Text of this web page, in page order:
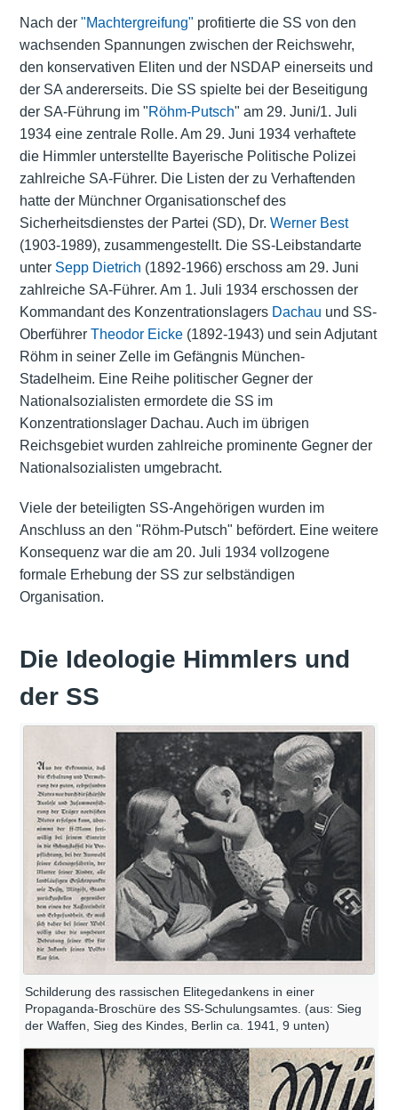
Nach der "Machtergreifung" profitierte die SS von den
wachsenden Spannungen zwischen der Reichswehr,
den konservativen Eliten und der NSDAP einerseits und
der SA andererseits. Die SS spielte bei der Beseitigung
der SA-Führung im "Röhm-Putsch" am 29. Juni/1. Juli
1934 eine zentrale Rolle. Am 29. Juni 1934 verhaftete
die Himmler unterstellte Bayerische Politische Polizei
zahlreiche SA-Führer. Die Listen der zu Verhaftenden
hatte der Münchner Organisationschef des
Sicherheitsdienstes der Partei (SD), Dr. Werner Best
(1903-1989), zusammengestellt. Die SS-Leibstandarte
unter Sepp Dietrich (1892-1966) erschoss am 29. Juni
zahlreiche SA-Führer. Am 1. Juli 1934 erschossen der
Kommandant des Konzentrationslagers Dachau und SS-
Oberführer Theodor Eicke(1892-1943) und sein Adjutant
Röhm in seiner Zelle im Gefängnis München-
Stadelheim. Eine Reihe politischer Gegner der
Nationalsozialisten ermordete die SS im
Konzentrationslager Dachau. Auch im übrigen
Reichsgebiet wurden zahlreiche prominente Gegner der
Nationalsozialisten umgebracht.
Viele der beteiligten SS-Angehörigen wurden im
Anschluss an den "Röhm-Putsch" befördert. Eine weitere
Konsequenz war die am 20. Juli 1934 vollzogene
formale Erhebung der SS zur selbständigen
Organisation.
Die Ideologie Himmlers und
der SS
Schilderung des rassischen Elitegedankens in einer
Propaganda-Broschüre des SS-Schulungsamtes. (aus: Sieg
der Waffen, Sieg des Kindes, Berlin ca. 1941, 9 unten)